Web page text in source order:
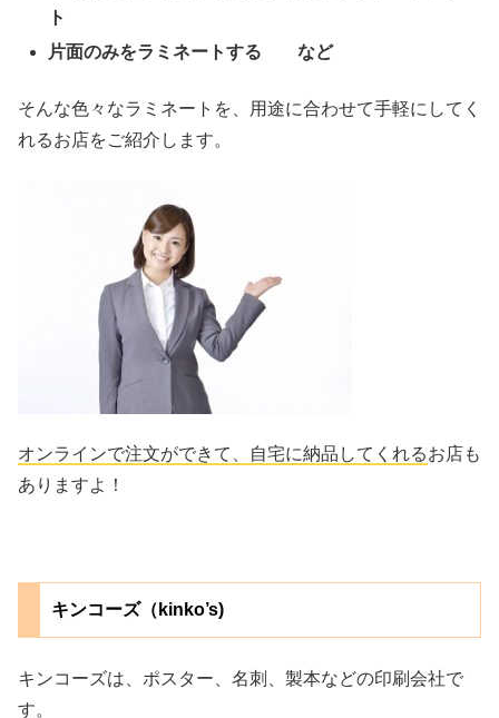
ト
片面のみをラミネートする など
そんな色々なラミネートを、用途に合わせて手軽にしてく
れるお店をご紹介します。
オンラインで注文ができて、自宅に納品してくれるお店も
ありますよ！
キンコーズ（kinko’s)
キンコーズは、ポスター、名刺、製本などの印刷会社で
す。